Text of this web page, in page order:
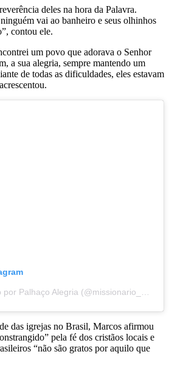
deles na hora da Palavra.
vai ao banheiro e seus olhinhos
contou ele.
um povo que adorava o Senhor
a sua alegria, sempre mantendo um
de todas as dificuldades, eles estavam
das igrejas no Brasil, Marcos afirmou
pela fé dos cristãos locais e
“não são gratos por aquilo que